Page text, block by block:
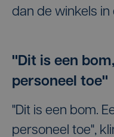
dan de winkels in
"Dit is een
personeel toe"
"Dit is een bom.
personeel toe",